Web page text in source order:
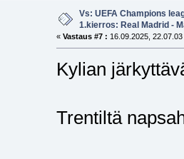
Vs: UEFA Champions
1.kierros: Real Madrid -
« Vastaus #7 : 16.09.2025, 22.07.03
Kylian
Trentiltä